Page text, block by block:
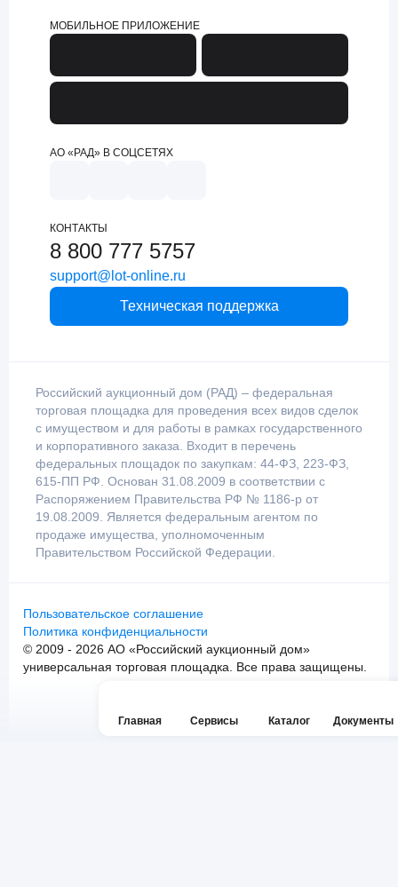
Главная Сервисы Каталог Документы
МОБИЛЬНОЕ ПРИЛОЖЕНИЕ
АО «РАД» В СОЦСЕТЯХ
КОНТАКТЫ
8 800 777 5757
support@lot-online.ru
Техническая поддержка
Российский аукционный дом (РАД) – федеральная
торговая площадка для проведения всех видов сделок
с имуществом и для работы в рамках государственного
и корпоративного заказа. Входит в перечень
федеральных площадок по закупкам: 44-ФЗ, 223-ФЗ,
615-ПП РФ. Основан 31.08.2009 в соответствии с
Распоряжением Правительства РФ № 1186-р от
19.08.2009. Является федеральным агентом по
продаже имущества, уполномоченным
Правительством Российской Федерации.
Пользовательское соглашение
Политика конфиденциальности
© 2009 - 2026 АО «Российский аукционный дом»
универсальная торговая площадка. Все права защищены.